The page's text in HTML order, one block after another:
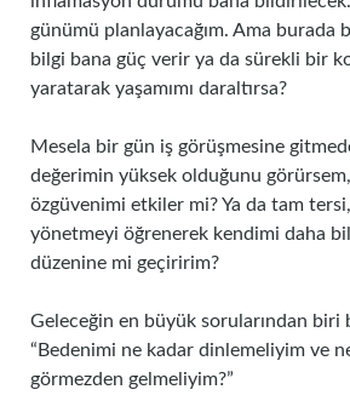
günümü planlayacağım. Ama burada
bilgi bana güç verir ya da sürekli bir
yaratarak yaşamımı daraltırsa?
Mesela bir gün iş görüşmesine
değerimin yüksek olduğunu
özgüvenimi etkiler mi? Ya da tam
yönetmeyi öğrenerek kendimi daha
düzenine mi geçiririm?
Geleceğin en büyük sorularından biri
“Bedenimi ne kadar dinlemeliyim ve
görmezden gelmeliyim?”